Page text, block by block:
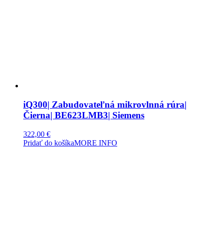
iQ300| Zabudovateľná mikrovlnná rúra|
Čierna| BE623LMB3| Siemens
322,00 €
Pridať do košíkaMORE INFO